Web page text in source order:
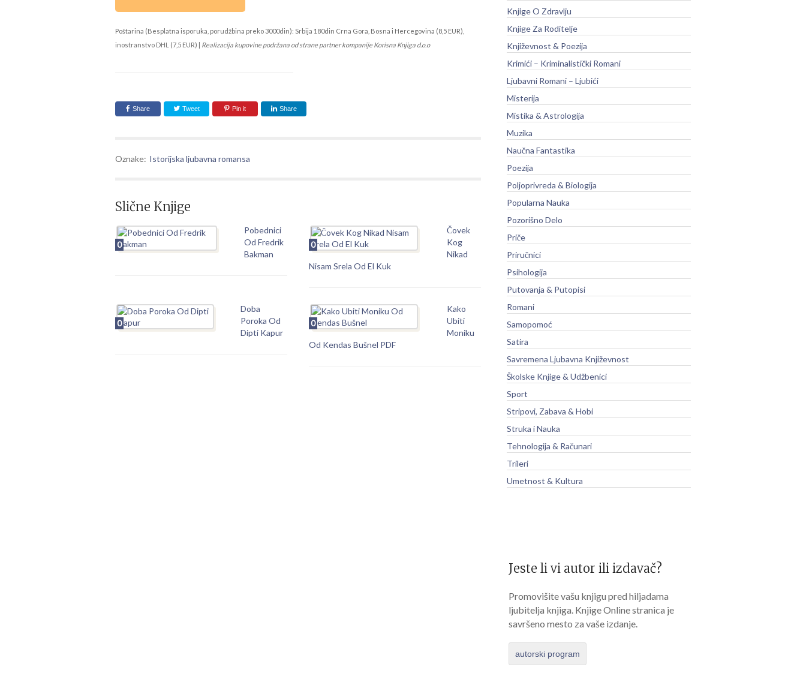
Poštarina (Besplatna isporuka, porudžbina preko 3000din): Srbija 180din Crna Gora, Bosna i Hercegovina (8,5 EUR),
inostranstvo DHL (7,5 EUR) | Realizacija kupovine podržana od strane partner kompanije Korisna Knjiga d.o.o
Share Tweet Pin it Share
Oznake: Istorijska ljubavna romansa
Slične Knjige
0
Pobednici
Od Fredrik
Bakman
0
Čovek
Kog
Nikad
Nisam Srela Od El Kuk
0
Doba
Poroka Od
Dipti Kapur
0
Kako
Ubiti
Moniku
Od Kendas Bušnel PDF
Knjige O Zdravlju
Knjige Za Roditelje
Književnost & Poezija
Krimići – Kriminalistički Romani
Ljubavni Romani – Ljubići
Misterija
Mistika & Astrologija
Muzika
Naučna Fantastika
Poezija
Poljoprivreda & Biologija
Popularna Nauka
Pozorišno Delo
Priče
Priručnici
Psihologija
Putovanja & Putopisi
Romani
Samopomoć
Satira
Savremena Ljubavna Književnost
Školske Knjige & Udžbenici
Sport
Stripovi, Zabava & Hobi
Struka i Nauka
Tehnologija & Računari
Trileri
Umetnost & Kultura
Jeste li vi autor ili izdavač?
Promovišite vašu knjigu pred hiljadama
ljubitelja knjiga. Knjige Online stranica je
savršeno mesto za vaše izdanje.
autorski program